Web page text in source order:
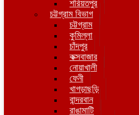
শরিয়তপুর
চট্টগ্রাম বিভাগ
চট্টগ্রাম
কুমিল্লা
চাঁদপুর
কক্সবাজার
নোয়াখালী
ফেনী
খাগড়াছড়ি
বান্দরবান
রাঙামাটি